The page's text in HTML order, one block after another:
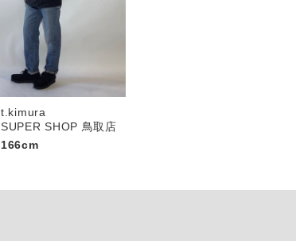
t.kimura
SUPER SHOP 鳥取店
166cm